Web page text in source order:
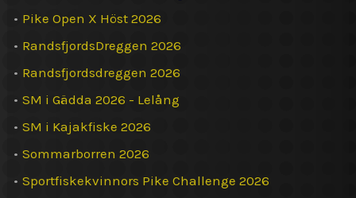
• Pike Open X Höst 2026
• RandsfjordsDreggen 2026
• Randsfjordsdreggen 2026
• SM i Gädda 2026 - Lelång
• SM i Kajakfiske 2026
• Sommarborren 2026
• Sportfiskekvinnors Pike Challenge 2026